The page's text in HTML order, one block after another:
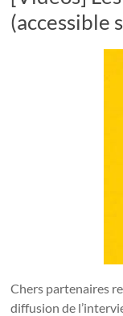
(accessible
Chers partenaires
diffusion de